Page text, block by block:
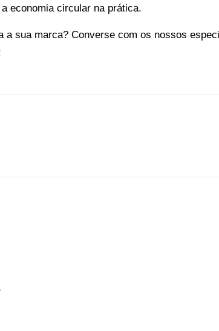
economia circular na prática.
sua marca? Converse com os nossos